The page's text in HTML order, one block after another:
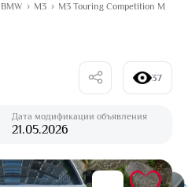
BMW M3
M3 Touring Competition M
37
Дата модификации объявления
21.05.2026